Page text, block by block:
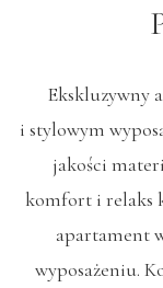
Ekskluzywny
i stylowym
jakości
komfort i relaks
apartament
wyposażeniu.